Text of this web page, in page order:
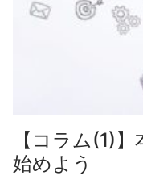
【コラム(1)
始めよう